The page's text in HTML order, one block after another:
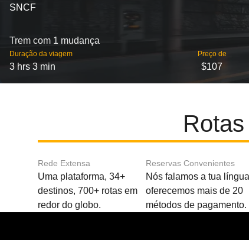
SNCF
Trem com 1 mudança
Duração da viagem
3 hrs 3 min
Preço de
$107
Rede Extensa
Uma plataforma, 34+
destinos, 700+ rotas em
redor do globo.
Reservas Convenientes
Nós falamos a tua
oferecemos mais de 20
métodos de pagamento.